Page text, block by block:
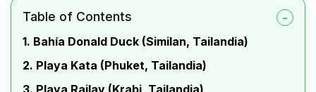
Table of Contents
1. Bahía Donald Duck (Similan, Tailandia)
2. Playa Kata (Phuket, Tailandia)